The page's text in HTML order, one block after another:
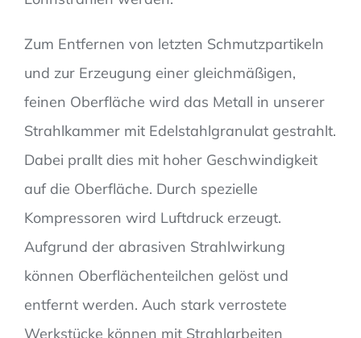
Zum Entfernen von letzten Schmutzpartikeln
und zur Erzeugung einer gleichmäßigen,
feinen Oberfläche wird das Metall in unserer
Strahlkammer mit Edelstahlgranulat gestrahlt.
Dabei prallt dies mit hoher Geschwindigkeit
auf die Oberfläche. Durch spezielle
Kompressoren wird Luftdruck erzeugt.
Aufgrund der abrasiven Strahlwirkung
können Oberflächenteilchen gelöst und
entfernt werden. Auch stark verrostete
Werkstücke können mit Strahlarbeiten